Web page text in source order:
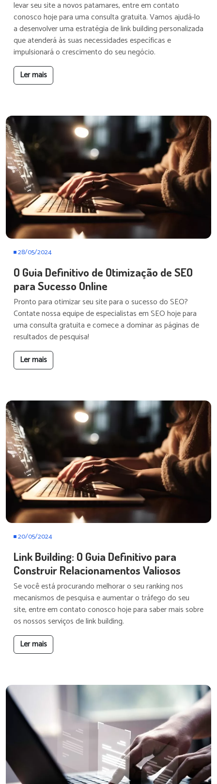
levar seu site a novos patamares, entre em contato
conosco hoje para uma consulta gratuita. Vamos ajudá-lo
a desenvolver uma estratégia de link building personalizada
que atenderá às suas necessidades específicas e
impulsionará o crescimento do seu negócio.
Ler mais
28/05/2024
O Guia Definitivo de Otimização de SEO
para Sucesso Online
Pronto para otimizar seu site para o sucesso do SEO?
Contate nossa equipe de especialistas em SEO hoje para
uma consulta gratuita e comece a dominar as páginas de
resultados de pesquisa!
Ler mais
20/05/2024
Link Building: O Guia Definitivo para
Construir Relacionamentos Valiosos
Se você está procurando melhorar o seu ranking nos
mecanismos de pesquisa e aumentar o tráfego do seu
site, entre em contato conosco hoje para saber mais sobre
os nossos serviços de link building.
Ler mais